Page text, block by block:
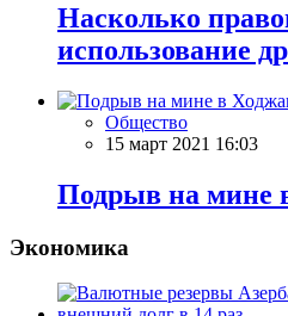
Насколько
использование
Общество
15 март 2021 16:03
Подрыв на мине
Экономика